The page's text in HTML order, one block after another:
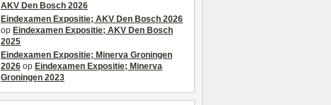
AKV Den Bosch 2026
Eindexamen Expositie; AKV Den Bosch 2026
op Eindexamen Expositie; AKV Den Bosch
2025
Eindexamen Expositie; Minerva Groningen
2026 op Eindexamen Expositie; Minerva
Groningen 2023